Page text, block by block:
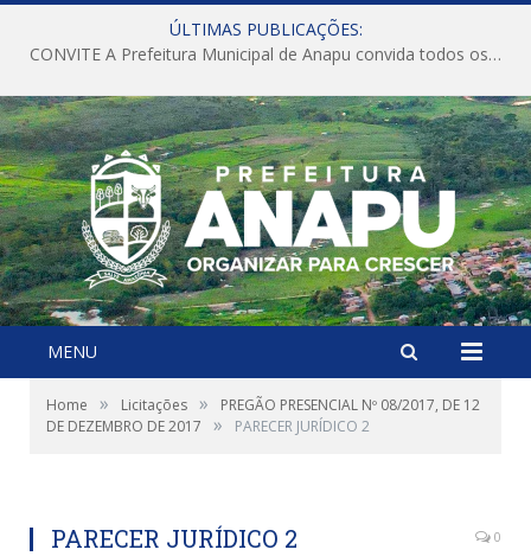
ÚLTIMAS PUBLICAÇÕES:
CONVITE A Prefeitura Municipal de Anapu convida todos os servidores públicos municipais para participarem da Audiência Pública de discussão da Lei de Diretrizes Orçamentárias (LDO), importante instrumento de planejamento das ações e investimentos da Administração Pública para o próximo exercício financeiro.
MENU
Home » Licitações »
PREGÃO PRESENCIAL Nº 08/2017, DE 12
DE DEZEMBRO DE 2017
» PARECER JURÍDICO 2
PARECER JURÍDICO 2 0